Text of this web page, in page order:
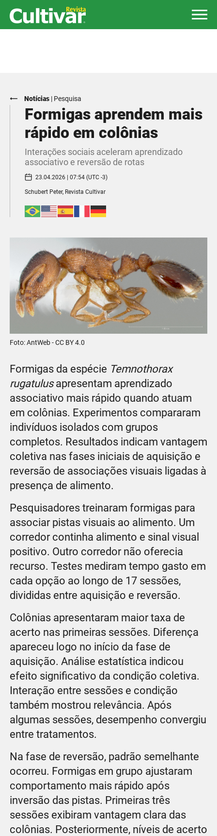
Notícias | Pesquisa
Formigas aprendem mais
rápido em colônias
Interações sociais aceleram aprendizado
associativo e reversão de rotas
23.04.2026 | 07:54 (UTC -3)
Schubert Peter, Revista Cultivar
Foto: AntWeb - CC BY 4.0
Formigas da espécie Temnothorax
rugatulusapresentam aprendizado
associativo mais rápido quando atuam
em colônias. Experimentos compararam
indivíduos isolados com grupos
completos. Resultados indicam vantagem
coletiva nas fases iniciais de aquisição e
reversão de associações visuais ligadas à
presença de alimento.
Pesquisadores treinaram formigas para
associar pistas visuais ao alimento. Um
corredor continha alimento e sinal visual
positivo. Outro corredor não oferecia
recurso. Testes mediram tempo gasto em
cada opção ao longo de 17 sessões,
divididas entre aquisição e reversão.
Colônias apresentaram maior taxa de
acerto nas primeiras sessões. Diferença
apareceu logo no início da fase de
aquisição. Análise estatística indicou
efeito significativo da condição coletiva.
Interação entre sessões e condição
também mostrou relevância. Após
algumas sessões, desempenho convergiu
entre tratamentos.
Na fase de reversão, padrão semelhante
ocorreu. Formigas em grupo ajustaram
comportamento mais rápido após
inversão das pistas. Primeiras três
sessões exibiram vantagem clara das
colônias. Posteriormente, níveis de acerto